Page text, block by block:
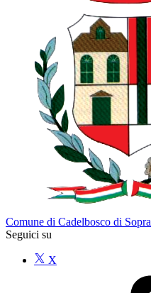
Comune di Cadelbosco di Sopra
Seguici su
X